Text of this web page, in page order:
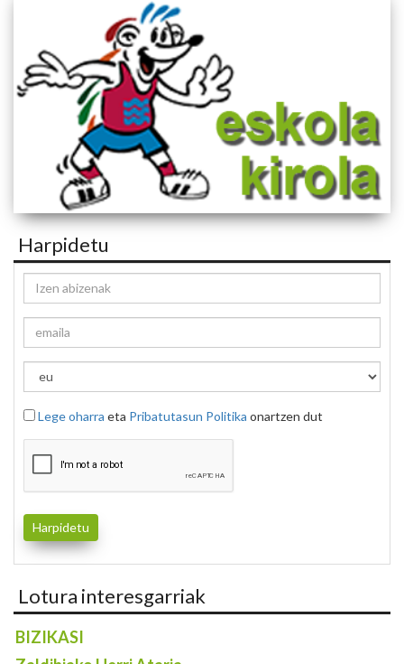
Harpidetu
Lege oharra eta Pribatutasun Politika onartzen dut
Lotura interesgarriak
BIZIKASI